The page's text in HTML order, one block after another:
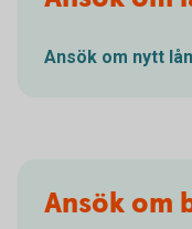
Ansök om nytt
Ansök om